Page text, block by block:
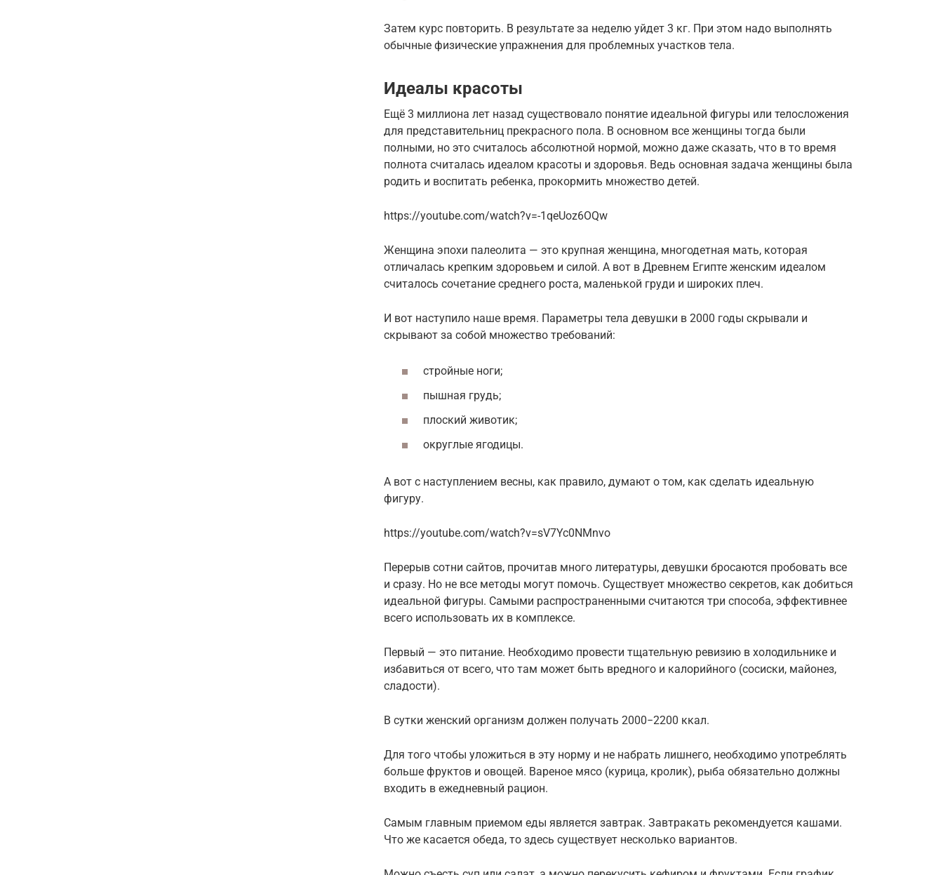
Затем курс повторить. В результате за неделю уйдет 3 кг. При этом надо выполнять
обычные физические упражнения для проблемных участков тела.
Идеалы красоты
Ещё 3 миллиона лет назад существовало понятие идеальной фигуры или телосложения
для представительниц прекрасного пола. В основном все женщины тогда были
полными, но это считалось абсолютной нормой, можно даже сказать, что в то время
полнота считалась идеалом красоты и здоровья. Ведь основная задача женщины была
родить и воспитать ребенка, прокормить множество детей.
https://youtube.com/watch?v=-1qeUoz6OQw
Женщина эпохи палеолита — это крупная женщина, многодетная мать, которая
отличалась крепким здоровьем и силой. А вот в Древнем Египте женским идеалом
считалось сочетание среднего роста, маленькой груди и широких плеч.
И вот наступило наше время. Параметры тела девушки в 2000 годы скрывали и
скрывают за собой множество требований:
стройные ноги;
пышная грудь;
плоский животик;
округлые ягодицы.
А вот с наступлением весны, как правило, думают о том, как сделать идеальную
фигуру.
https://youtube.com/watch?v=sV7Yc0NMnvo
Перерыв сотни сайтов, прочитав много литературы, девушки бросаются пробовать все
и сразу. Но не все методы могут помочь. Существует множество секретов, как добиться
идеальной фигуры. Самыми распространенными считаются три способа, эффективнее
всего использовать их в комплексе.
Первый — это питание. Необходимо провести тщательную ревизию в холодильнике и
избавиться от всего, что там может быть вредного и калорийного (сосиски, майонез,
сладости).
В сутки женский организм должен получать 2000−2200 ккал.
Для того чтобы уложиться в эту норму и не набрать лишнего, необходимо употреблять
больше фруктов и овощей. Вареное мясо (курица, кролик), рыба обязательно должны
входить в ежедневный рацион.
Самым главным приемом еды является завтрак. Завтракать рекомендуется кашами.
Что же касается обеда, то здесь существует несколько вариантов.